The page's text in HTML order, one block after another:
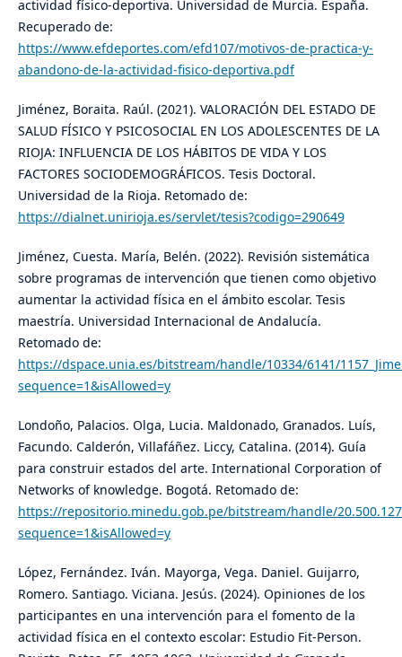
actividad físico-deportiva. Universidad de Murcia. España.
Recuperado de:
https://www.efdeportes.com/efd107/motivos-de-practica-y-
abandono-de-la-actividad-fisico-deportiva.pdf
Jiménez, Boraita. Raúl. (2021). VALORACIÓN DEL ESTADO DE
SALUD FÍSICO Y PSICOSOCIAL EN LOS ADOLESCENTES DE LA
RIOJA: INFLUENCIA DE LOS HÁBITOS DE VIDA Y LOS
FACTORES SOCIODEMOGRÁFICOS. Tesis Doctoral.
Universidad de la Rioja. Retomado de:
https://dialnet.unirioja.es/servlet/tesis?codigo=290649
Jiménez, Cuesta. María, Belén. (2022). Revisión sistemática
sobre programas de intervención que tienen como objetivo
aumentar la actividad física en el ámbito escolar. Tesis
maestría. Universidad Internacional de Andalucía.
Retomado de:
https://dspace.unia.es/bitstream/handle/10334/6141/
sequence=1&isAllowed=y
Londoño, Palacios. Olga, Lucia. Maldonado, Granados. Luís,
Facundo. Calderón, Villafáñez. Liccy, Catalina. (2014). Guía
para construir estados del arte. International Corporation of
Networks of knowledge. Bogotá. Retomado de:
https://repositorio.minedu.gob.pe/bitstream/handle/
sequence=1&isAllowed=y
López, Fernández. Iván. Mayorga, Vega. Daniel. Guijarro,
Romero. Santiago. Viciana. Jesús. (2024). Opiniones de los
participantes en una intervención para el fomento de la
actividad física en el contexto escolar: Estudio Fit-Person.